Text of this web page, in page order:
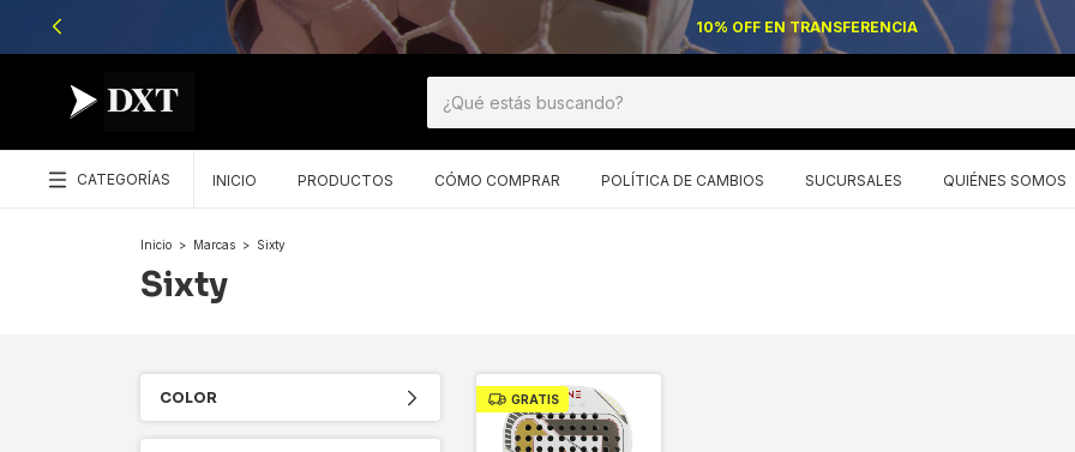
10% OFF EN TRANSFERENCIA
CATEGORÍAS INICIO PRODUCTOS CÓMO COMPRAR POLÍTICA DE CAMBIOS SUCURSALES QUIÉNES SOMOS
Inicio > Marcas > Sixty
Sixty
COLOR GRATIS